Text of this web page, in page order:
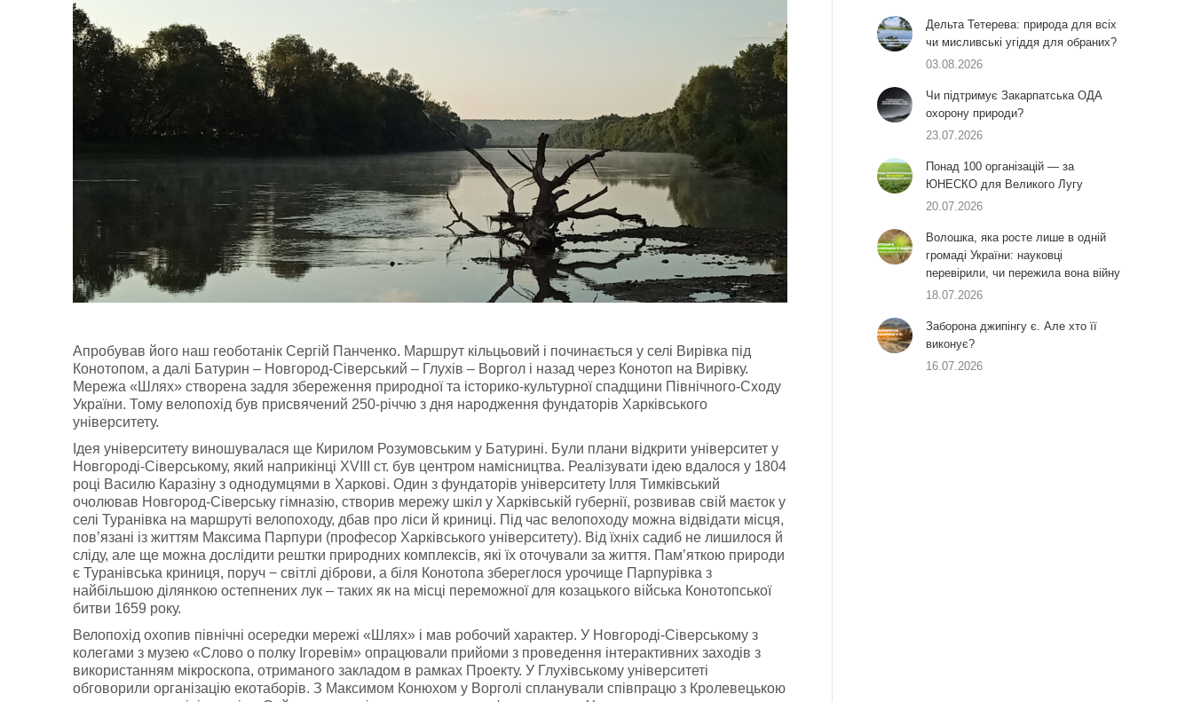
Апробував його наш геоботанік Сергій Панченко. Маршрут кільцьовий і починається у селі Вирівка під
Конотопом, а далі Батурин – Новгород-Сіверський – Глухів – Воргол і назад через Конотоп на Вирівку.
Мережа «Шлях» створена задля збереження природної та історико-культурної спадщини Північного-Сходу
України. Тому велопохід був присвячений 250-річчю з дня народження фундаторів Харківського
університету.
Ідея університету виношувалася ще Кирилом Розумовським у Батурині. Були плани відкрити університет у
Новгороді-Сіверському, який наприкінці XVIII ст. був центром намісництва. Реалізувати ідею вдалося у 1804
році Василю Каразіну з однодумцями в Харкові. Один з фундаторів університету Ілля Тимківський
очолював Новгород-Сіверську гімназію, створив мережу шкіл у Харківській губернії, розвивав свій маєток у
селі Туранівка на маршруті велопоходу, дбав про ліси й криниці. Під час велопоходу можна відвідати місця,
пов’язані із життям Максима Парпури (професор Харківського університету). Від їхніх садиб не лишилося й
сліду, але ще можна дослідити рештки природних комплексів, які їх оточували за життя. Пам’яткою природи
є Туранівська криниця, поруч − світлі діброви, а біля Конотопа збереглося урочище Парпурівка з
найбільшою ділянкою остепнених лук – таких як на місці переможної для козацького війська Конотопської
битви 1659 року.
Велопохід охопив північні осередки мережі «Шлях» і мав робочий характер. У Новгороді-Сіверському з
колегами з музею «Слово о полку Ігоревім» опрацювали прийоми з проведення інтерактивних заходів з
використанням мікроскопа, отриманого закладом в рамках Проекту. У Глухівському університеті
обговорили організацію екотаборів. З Максимом Конюхом у Ворголі спланували співпрацю з Кролевецькою
Дельта Тетерева: природа для всіх
чи мисливські угіддя для обраних?
03.08.2026
Чи підтримує Закарпатська ОДА
охорону природи?
23.07.2026
Понад 100 організацій — за
ЮНЕСКО для Великого Лугу
20.07.2026
Волошка, яка росте лише в одній
громаді України: науковці
перевірили, чи пережила вона війну
18.07.2026
Заборона джипінгу є. Але хто її
виконує?
16.07.2026